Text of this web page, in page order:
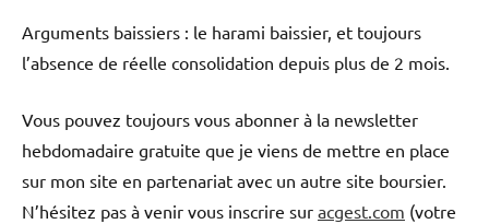
Arguments baissiers : le harami baissier, et toujours
l’absence de réelle consolidation depuis plus de 2 mois.
Vous pouvez toujours vous abonner à la newsletter
hebdomadaire gratuite que je viens de mettre en place
sur mon site en partenariat avec un autre site boursier.
N’hésitez pas à venir vous inscrire sur acgest.com (votre